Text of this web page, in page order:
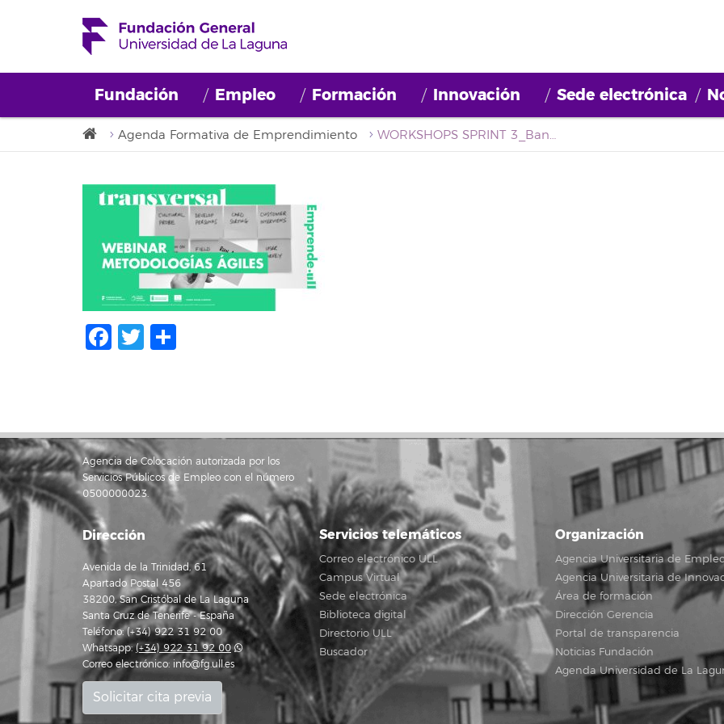
Fundación Empleo Formación Innovación Sede electrónica
Agenda Formativa de Emprendimiento WORKSHOPS SPRINT 3_Banner (13)
Facebook
Twitter
Agencia de Colocación autorizada por los
Servicios Públicos de Empleo con el número
0500000023.
Dirección
Avenida de la Trinidad, 61
Apartado Postal 456
38200, San Cristóbal de La Laguna
Santa Cruz de Tenerife - España
Teléfono: (+34) 922 31 92 00
Whatsapp:(+34) 922 31 92 00
Correo electrónico: info@fg.ull.es
Solicitar cita previa
Servicios telemáticos
Correo electrónico ULL
Campus Virtual
Sede electrónica
Biblioteca digital
Directorio ULL
Buscador
Organización
Agencia Universitaria de
Agencia Universitaria de
Área de formación
Dirección Gerencia
Portal de transparencia
Noticias Fundación
Agenda Universidad de La